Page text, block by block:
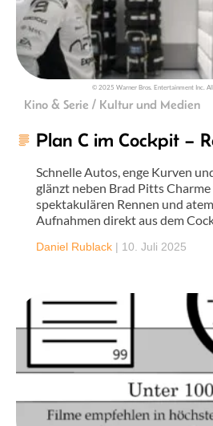
© 2025 Warner Bros. Entertainment Inc. All
Kino & Serie / Kultur und Medien
Plan C im Cockpit –
Schnelle Autos, enge Kurven
glänzt neben Brad Pitts
spektakulären Rennen und
Aufnahmen direkt aus dem
Daniel Rublack | 10. Juli 2025